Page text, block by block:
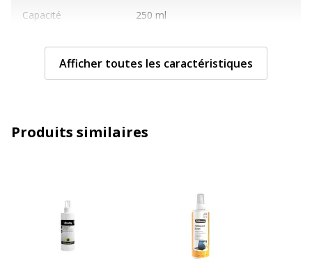
Capacité 250 ml
Caractéristiques
générales
Adaptée aux enfants, Lavable,
Sans parfum
Quantité incluse 1
Type de produit Activateur de boue
Données d'identification
Données d'identification
Afficher toutes les caractéristiques
Produits similaires